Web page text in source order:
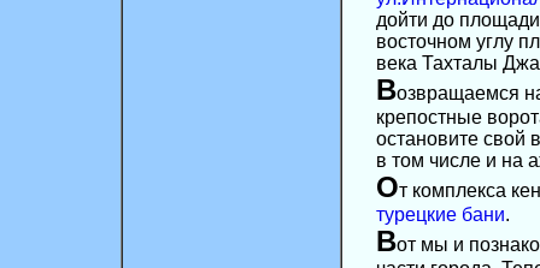
дойти до
восточном углу
века Тахталы
Возвращаемся
крепостные
остановите свой
в том числе и на
От комплекса
турецкие бани.
Вот мы и